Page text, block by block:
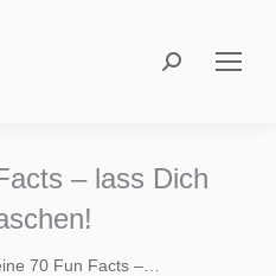
Search:
– lass Dich
hier:
70 Fun Facts –…